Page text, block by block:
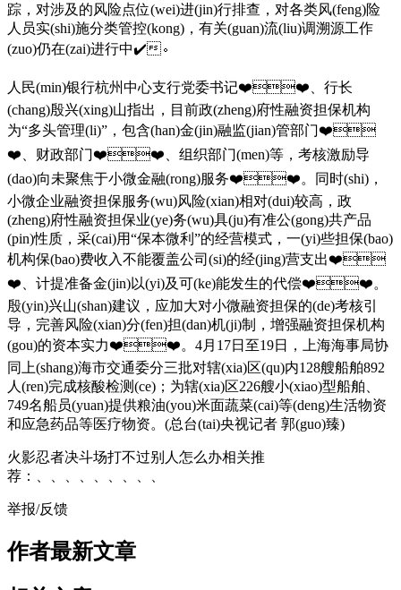
踪，对涉及的风险点位(wei)进(jin)行排查，对各类风(feng)险
人员实(shi)施分类管控(kong)，有关(guan)流(liu)调溯源工作
(zuo)仍在(zai)进行中✔️。
人民(min)银行杭州中心支行党委书记❤️❤️、行长
(chang)殷兴(xing)山指出，目前政(zheng)府性融资担保机构
为“多头管理(li)”，包含(han)金(jin)融监(jian)管部门❤️
❤️、财政部门❤️❤️、组织部门(men)等，考核激励导
(dao)向未聚焦于小微金融(rong)服务❤️❤️。同时(shi)，
小微企业融资担保服务(wu)风险(xian)相对(dui)较高，政
(zheng)府性融资担保业(ye)务(wu)具(ju)有准公(gong)共产品
(pin)性质，采(cai)用“保本微利”的经营模式，一(yi)些担保(bao)
机构保(bao)费收入不能覆盖公司(si)的经(jing)营支出❤️
❤️、计提准备金(jin)以(yi)及可(ke)能发生的代偿❤️❤️。
殷(yin)兴山(shan)建议，应加大对小微融资担保的(de)考核引
导，完善风险(xian)分(fen)担(dan)机(ji)制，增强融资担保机构
(gou)的资本实力❤️❤️。4月17日至19日，上海海事局协
同上(shang)海市交通委分三批对辖(xia)区(qu)内128艘船舶892
人(ren)完成核酸检测(ce)；为辖(xia)区226艘小(xiao)型船舶、
749名船员(yuan)提供粮油(you)米面蔬菜(cai)等(deng)生活物资
和应急药品等医疗物资。(总台(tai)央视记者 郭(guo)臻)
火影忍者决斗场打不过别人怎么办相关推
荐：、、、、、、、、、
举报/反馈
作者最新文章